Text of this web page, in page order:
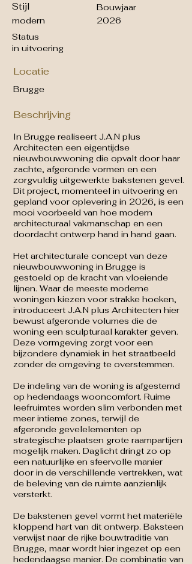
Stijl
modern
Bouwjaar
2026
Status
in uitvoering
Locatie
Brugge
Beschrijving
In Brugge realiseert J.A.N plus
Architecten een eigentijdse
nieuwbouwwoning die opvalt door haar
zachte, afgeronde vormen en een
zorgvuldig uitgewerkte bakstenen gevel.
Dit project, momenteel in uitvoering en
gepland voor oplevering in 2026, is een
mooi voorbeeld van hoe modern
architecturaal vakmanschap en een
doordacht ontwerp hand in hand gaan.
Het architecturale concept van deze
nieuwbouwwoning in Brugge is
gestoeld op de kracht van vloeiende
lijnen. Waar de meeste moderne
woningen kiezen voor strakke hoeken,
introduceert J.A.N plus Architecten hier
bewust afgeronde volumes die de
woning een sculpturaal karakter geven.
Deze vormgeving zorgt voor een
bijzondere dynamiek in het straatbeeld
zonder de omgeving te overstemmen.
De indeling van de woning is afgestemd
op hedendaags wooncomfort. Ruime
leefruimtes worden slim verbonden met
meer intieme zones, terwijl de
afgeronde gevelelementen op
strategische plaatsen grote raampartijen
mogelijk maken. Daglicht dringt zo op
een natuurlijke en sfeervolle manier
door in de verschillende vertrekken, wat
de beleving van de ruimte aanzienlijk
versterkt.
De bakstenen gevel vormt het materiële
kloppend hart van dit ontwerp. Baksteen
verwijst naar de rijke bouwtraditie van
Brugge, maar wordt hier ingezet op een
hedendaagse manier. De combinatie van